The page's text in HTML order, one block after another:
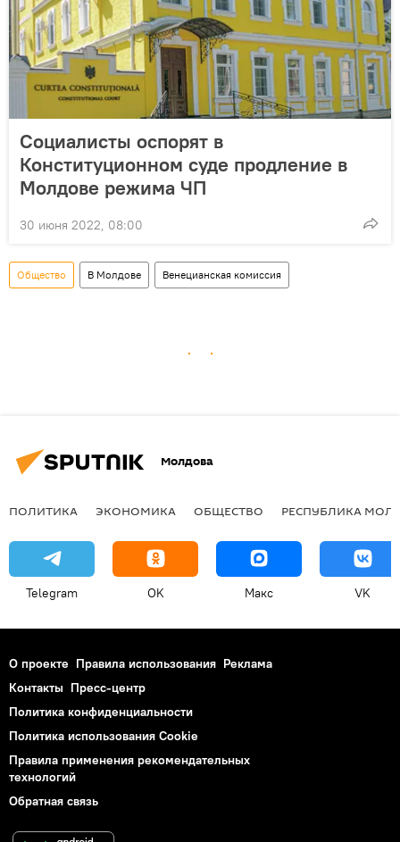
Социалисты оспорят в
Конституционном суде продление в
Молдове режима ЧП
30 июня 2022, 08:00
Общество В Молдове Венецианская комиссия
Молдова
ПОЛИТИКА ЭКОНОМИКА ОБЩЕСТВО РЕСПУБЛИКА
Telegram OK Макс VK
О проекте Правила использования Реклама
Контакты Пресс-центр
Политика конфиденциальности
Политика использования Cookie
Правила применения рекомендательных
технологий
Обратная связь